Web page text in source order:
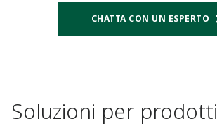
CHATTA CON UN ESPERTO
Soluzioni per prodotti